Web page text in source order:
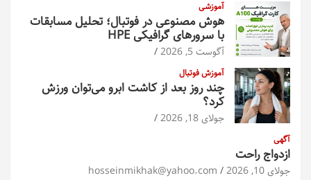
آموزشی
هوش مصنوعی در فوتبال؛ تحلیل مسابقات
با سرورهای گرافیکی HPE
آگوست 5, 2026
آموزش فوتبال
چند روز بعد از کاشت ابرو می‌توان ورزش
کرد؟
جولای 18, 2026
آگهی
ازدواج راحت
جولای 10, 2026 hosseinmikhak@yahoo.com